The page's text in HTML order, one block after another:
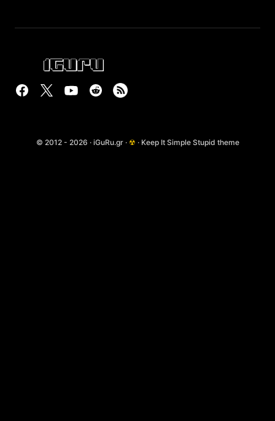
© 2012 - 2026 · iGuRu.gr · ☢ · Keep It Simple Stupid theme